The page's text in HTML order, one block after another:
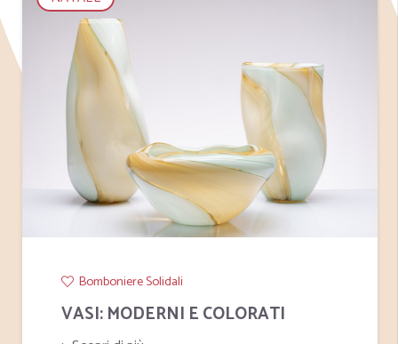
Solidali
E COLORATI